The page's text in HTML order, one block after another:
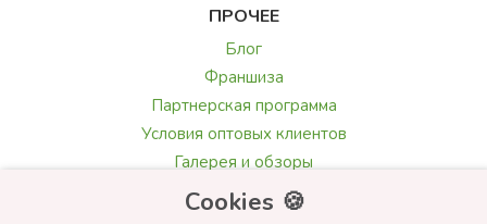
ПРОЧЕЕ
Блог
Франшиза
Партнерская программа
Условия оптовых клиентов
Галерея и обзоры
Текст поздравления
Cookies 🍪